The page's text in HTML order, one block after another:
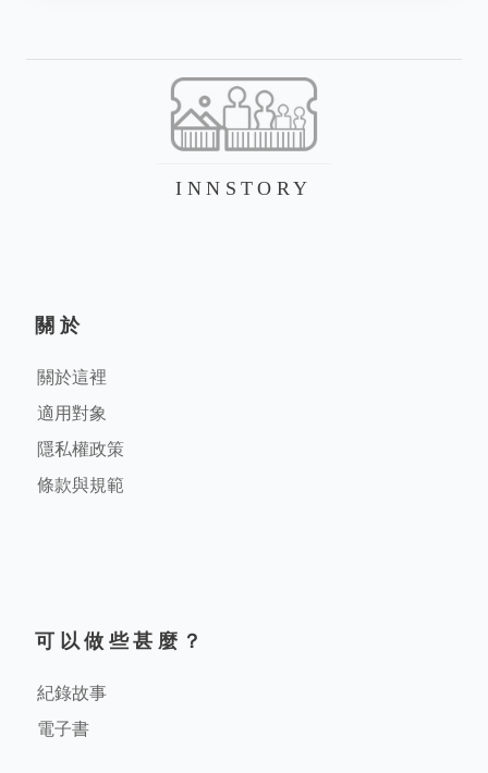
INNSTORY
關於
關於這裡
適用對象
隱私權政策
條款與規範
可以做些甚麼？
紀錄故事
電子書